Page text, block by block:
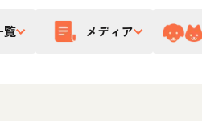
覧 メディア